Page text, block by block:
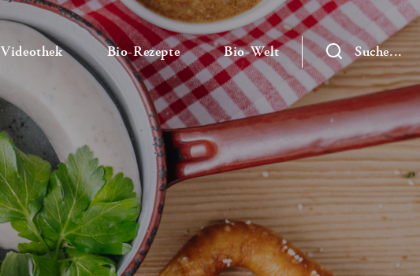
Videothek— Untermenü ausklappen
Bio-Rezepte— Untermenü ausklappen
Bio-Welt— UntermenüSuche...